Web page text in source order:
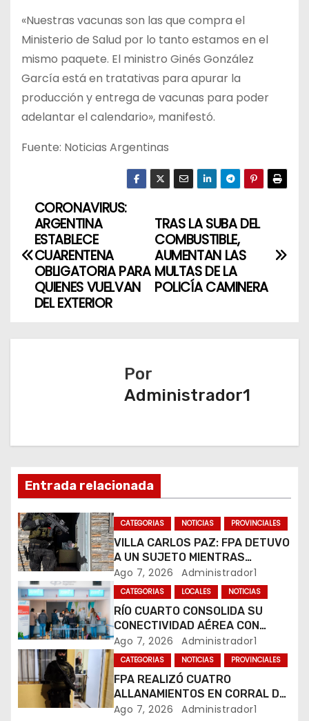
«Nuestras vacunas son las que compra el
Ministerio de Salud por lo tanto estamos en el
mismo paquete. El ministro Ginés González
García está en tratativas para apurar la
producción y entrega de vacunas para poder
adelantar el calendario», manifestó.
Fuente: Noticias Argentinas
N
a
ó
n
d
e
e
n
t
r
a
d
TRAS LA SUBA DEL
COMBUSTIBLE,
AUMENTAN LAS
MULTAS DE LA
POLICÍA CAMINERA
CORONAVIRUS:
ARGENTINA
ESTABLECE
CUARENTENA
OBLIGATORIA PARA
QUIENES VUELVAN
DEL EXTERIOR
Por
Administrador1
Entrada relacionada
CATEGORIAS NOTICIAS PROVINCIALES
VILLA CARLOS PAZ: FPA DETUVO
A UN SUJETO MIENTRAS
COMERCIALIZABA COCAÍNA Y
MARIHUANA EN UNA PLAZA
Ago 7, 2026 Administrador1
CATEGORIAS LOCALES NOTICIAS
RÍO CUARTO CONSOLIDA SU
CONECTIVIDAD AÉREA CON
CUATRO VUELOS SEMANALES A
BUENOS AIRES
Ago 7, 2026 Administrador1
CATEGORIAS NOTICIAS PROVINCIALES
FPA REALIZÓ CUATRO
ALLANAMIENTOS EN CORRAL DE
BUSTOS-IFFLINGER
Ago 7, 2026 Administrador1